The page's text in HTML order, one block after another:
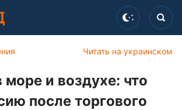
Читать на украинском
море и воздухе: что
после торгового